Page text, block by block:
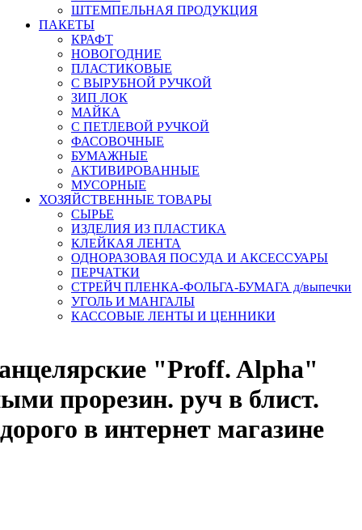
ШТЕМПЕЛЬНАЯ ПРОДУКЦИЯ
ПАКЕТЫ
КРАФТ
НОВОГОДНИЕ
ПЛАСТИКОВЫЕ
С ВЫРУБНОЙ РУЧКОЙ
ЗИП ЛОК
МАЙКА
С ПЕТЛЕВОЙ РУЧКОЙ
ФАСОВОЧНЫЕ
БУМАЖНЫЕ
АКТИВИРОВАННЫЕ
МУСОРНЫЕ
ХОЗЯЙСТВЕННЫЕ ТОВАРЫ
СЫРЬЕ
ИЗДЕЛИЯ ИЗ ПЛАСТИКА
КЛЕЙКАЯ ЛЕНТА
ОДНОРАЗОВАЯ ПОСУДА И АКСЕССУАРЫ
ПЕРЧАТКИ
СТРЕЙЧ ПЛЕНКА-ФОЛЬГА-БУМАГА д/выпечки
УГОЛЬ И МАНГАЛЫ
КАССОВЫЕ ЛЕНТЫ И ЦЕННИКИ
"Proff. Alpha"
прорезин. руч в блист.
в интернет магазине